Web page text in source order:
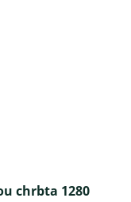
chrbta 1280